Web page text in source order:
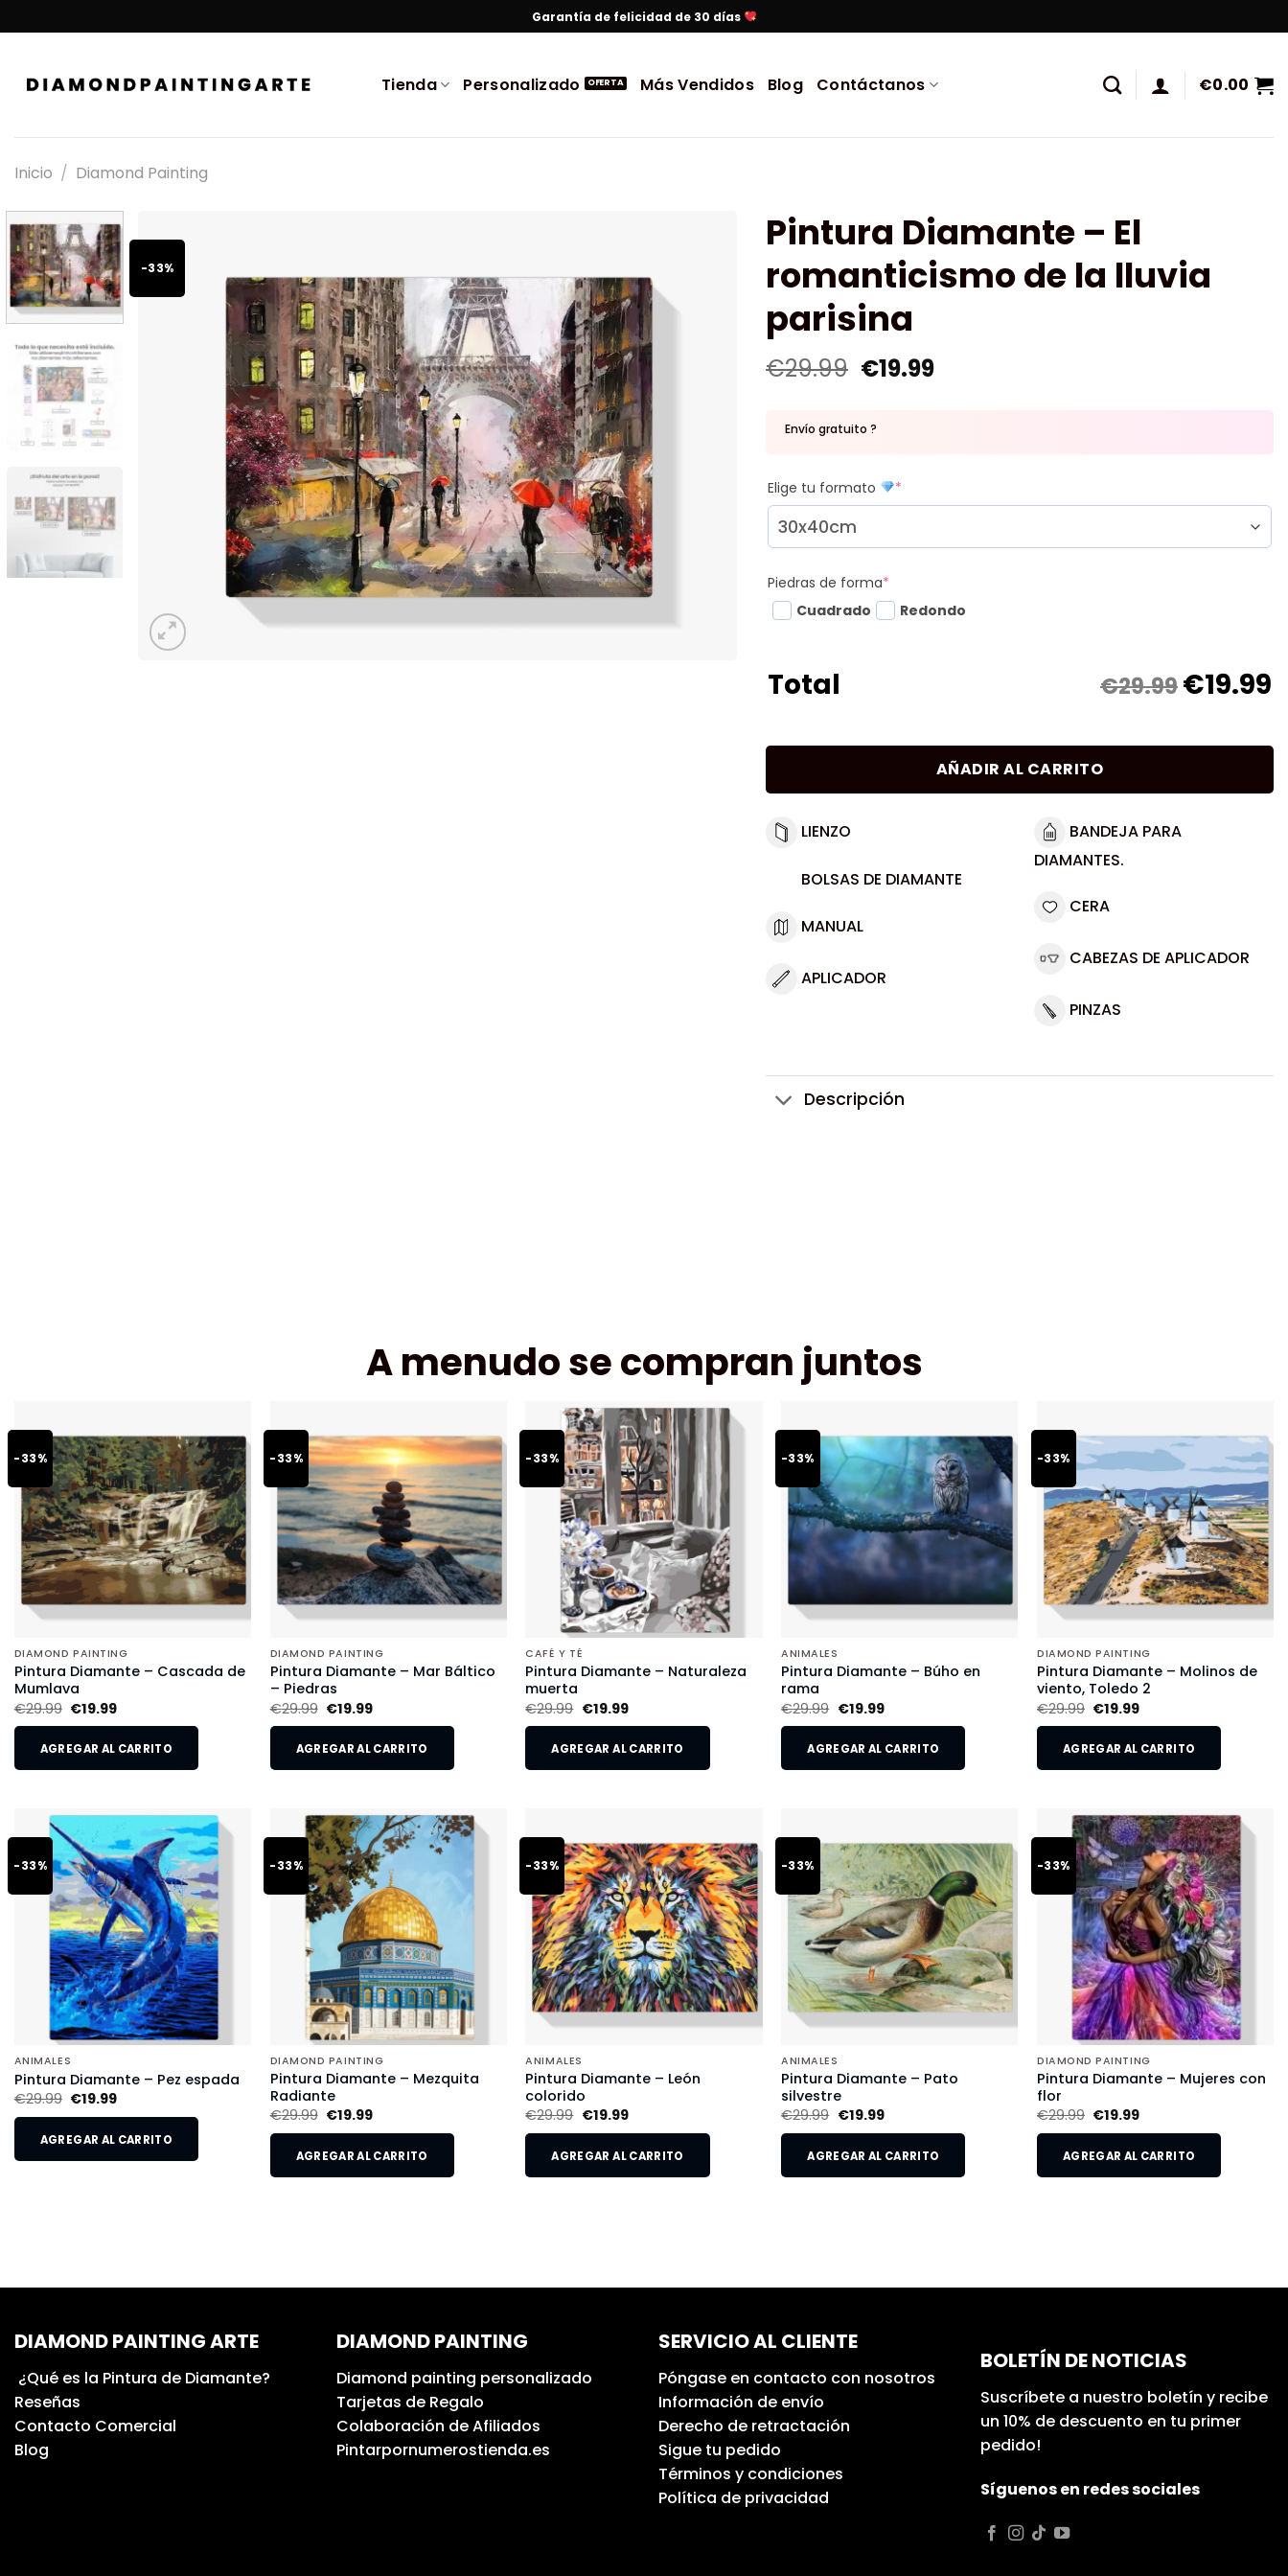
Garantía de felicidad de 30 días
Tienda Personalizado Más Vendidos Blog Contáctanos €0.00
Inicio / Diamond Painting
-33%
Pintura Diamante – El
romanticismo de la lluvia
parisina
€29.99 €19.99
Envío gratuito ?
Elige tu formato *
Piedras de forma*
Cuadrado
Redondo
Total €29.99€19.99
AÑADIR AL CARRITO
LIENZO
BOLSAS DE DIAMANTE
MANUAL
APLICADOR
BANDEJA PARA
DIAMANTES.
CERA
CABEZAS DE APLICADOR
PINZAS
Descripción
A menudo se compran juntos
-33%
DIAMOND PAINTING
Pintura Diamante – Cascada de
Mumlava
€29.99 €19.99
AGREGAR AL CARRITO
-33%
DIAMOND PAINTING
Pintura Diamante – Mar Báltico
– Piedras
€29.99 €19.99
AGREGAR AL CARRITO
-33%
CAFÉ Y TÉ
Pintura Diamante – Naturaleza
muerta
€29.99 €19.99
AGREGAR AL CARRITO
-33%
ANIMALES
Pintura Diamante – Búho en
rama
€29.99 €19.99
AGREGAR AL CARRITO
-33%
DIAMOND PAINTING
Pintura Diamante – Molinos de
viento, Toledo 2
€29.99 €19.99
AGREGAR AL CARRITO
-33%
ANIMALES
Pintura Diamante – Pez espada
€29.99 €19.99
AGREGAR AL CARRITO
-33%
DIAMOND PAINTING
Pintura Diamante – Mezquita
Radiante
€29.99 €19.99
AGREGAR AL CARRITO
-33%
ANIMALES
Pintura Diamante – León
colorido
€29.99 €19.99
AGREGAR AL CARRITO
-33%
ANIMALES
Pintura Diamante – Pato
silvestre
€29.99 €19.99
AGREGAR AL CARRITO
-33%
DIAMOND PAINTING
Pintura Diamante – Mujeres con
flor
€29.99 €19.99
AGREGAR AL CARRITO
DIAMOND PAINTING ARTE
¿Qué es la Pintura de Diamante?
Reseñas
Contacto Comercial
Blog
DIAMOND PAINTING
Diamond painting personalizado
Tarjetas de Regalo
Colaboración de Afiliados
Pintarpornumerostienda.es
SERVICIO AL CLIENTE
Póngase en contacto con nosotros
Información de envío
Derecho de retractación
Sigue tu pedido
Términos y condiciones
Política de privacidad
BOLETÍN DE NOTICIAS
Suscríbete a nuestro boletín y recibe
un 10% de descuento en tu primer
pedido!
Síguenos en redes sociales